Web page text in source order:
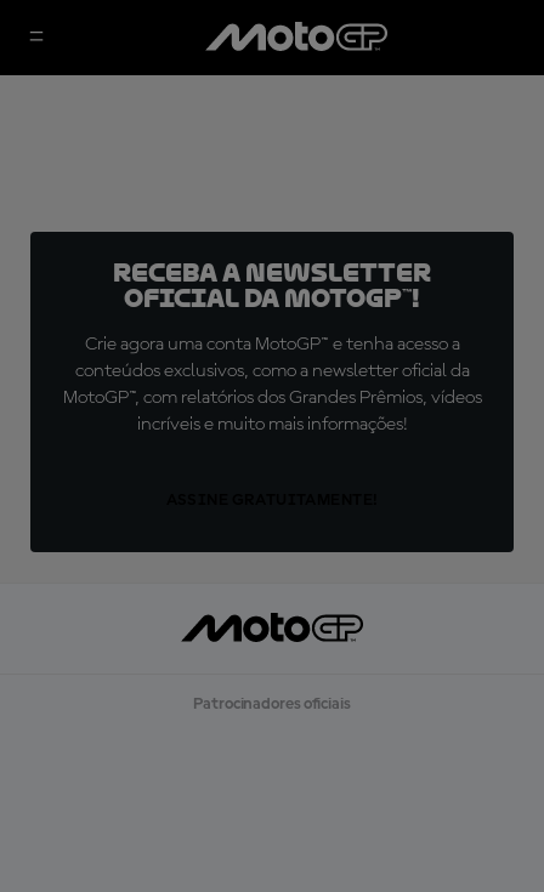
Receba a newsletter
oficial da MotoGP™!
Crie agora uma conta MotoGP™ e tenha acesso a
conteúdos exclusivos, como a newsletter oficial da
MotoGP™, com relatórios dos Grandes Prêmios, vídeos
incríveis e muito mais informações!
Patrocinadores oficiais